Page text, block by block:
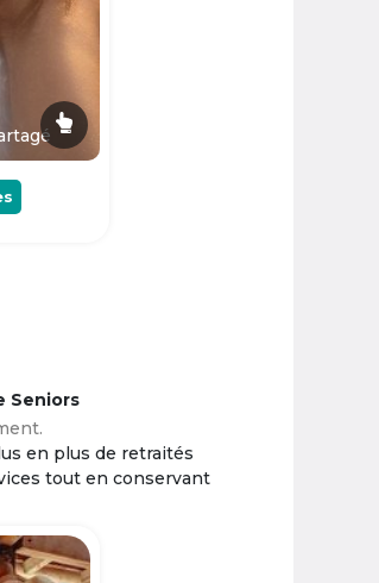
Seniors
en plus de retraités
tout en conservant